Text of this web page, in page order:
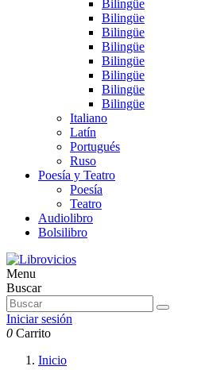
Bilingüe
Bilingüe
Bilingüe
Bilingüe
Bilingüe
Bilingüe
Bilingüe
Bilingüe
Italiano
Latín
Portugués
Ruso
Poesía y Teatro
Poesía
Teatro
Audiolibro
Bolsilibro
Menu
Buscar
Iniciar sesión
0 Carrito
Inicio